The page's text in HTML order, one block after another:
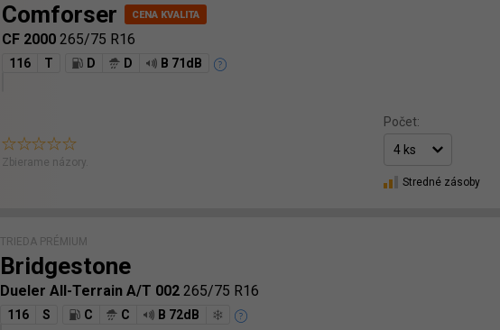
Comforser
CF 2000 265/75 R16
116 T D D B 71dB
Zbierame názory.
Počet:
Stredné zásoby
TRIEDA PRÉMIUM
Bridgestone
Dueler All-Terrain A/T 002 265/75 R16
116 S C C B 72dB